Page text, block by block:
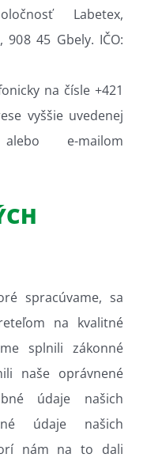
Labetex,
908 45 Gbely. IČO:
na čísle +421
vyššie uvedenej
e-mailom
spracúvame, sa
na kvalitné
splnili zákonné
naše oprávnené
údaje našich
údaje našich
nám na to dali